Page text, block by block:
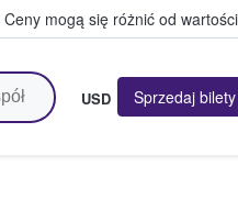
Ceny mogą się różnić od
USD Sprzedaj bilety